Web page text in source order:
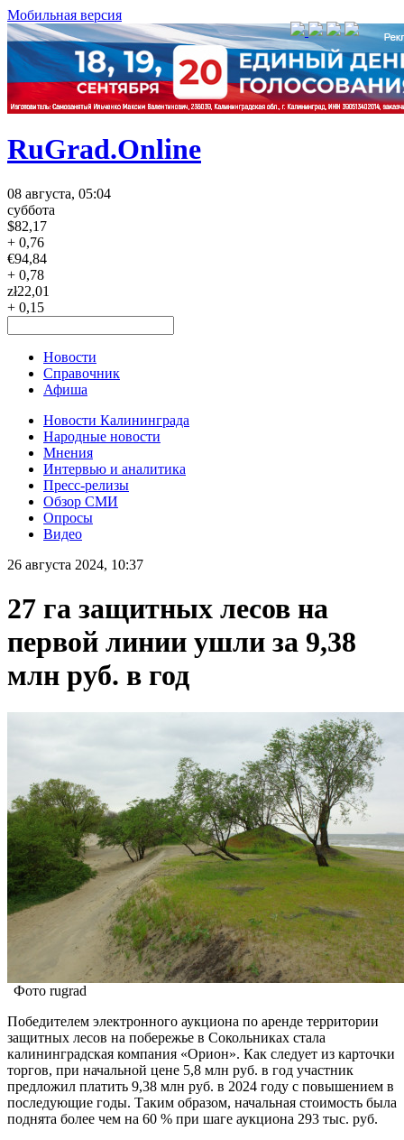
Мобильная версия
RuGrad.Online
08 августа, 05:04
суббота
$82,17
+ 0,76
€94,84
+ 0,78
zł22,01
+ 0,15
Новости
Справочник
Афиша
Новости Калининграда
Народные новости
Мнения
Интервью и аналитика
Пресс-релизы
Обзор СМИ
Опросы
Видео
26 августа 2024, 10:37
27 га защитных лесов на
первой линии ушли за 9,38
млн руб. в год
Фото rugrad
Победителем электронного аукциона по аренде территории
защитных лесов на побережье в Сокольниках стала
калининградская компания «Орион». Как следует из карточки
торгов, при начальной цене 5,8 млн руб. в год участник
предложил платить 9,38 млн руб. в 2024 году с повышением в
последующие годы. Таким образом, начальная стоимость была
поднята более чем на 60 % при шаге аукциона 293 тыс. руб.